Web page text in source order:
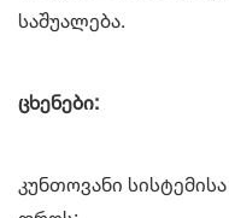
საშუალება.
ცხენები:
კუნთოვანი